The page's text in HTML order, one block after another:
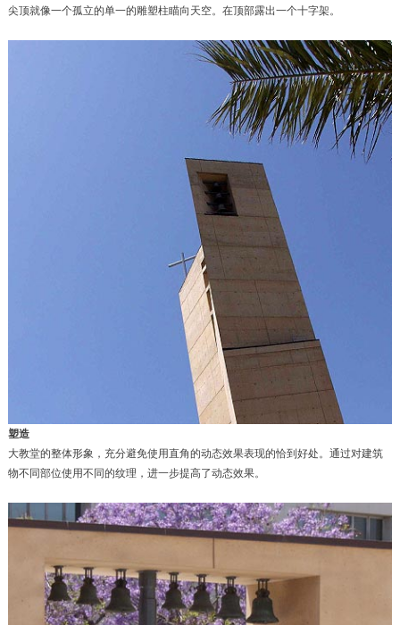
尖顶就像一个孤立的单一的雕塑柱瞄向天空。在顶部露出一个十字架。
塑造
大教堂的整体形象，充分避免使用直角的动态效果表现的恰到好处。通过对建筑
物不同部位使用不同的纹理，进一步提高了动态效果。